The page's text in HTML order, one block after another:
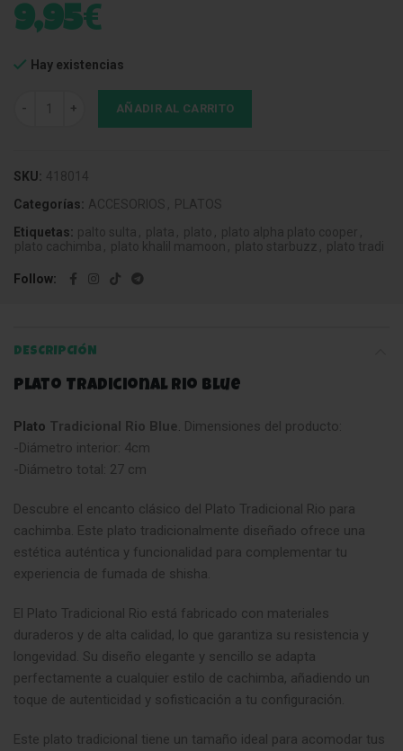
9,95€
Hay existencias
Plato Tradicional Rio Blue cantidad
AÑADIR AL CARRITO
SKU: 418014
Categorías: ACCESORIOS , PLATOS
Etiquetas: palto sulta , plata , plato , plato alpha plato cooper ,
plato cachimba , plato khalil mamoon , plato starbuzz , plato tradi
Follow
DESCRIPCIÓN
Plato Tradicional Rio Blue
Plato Tradicional Rio Blue. Dimensiones del producto:
-Diámetro interior: 4cm
-Diámetro total: 27 cm
Descubre el encanto clásico del Plato Tradicional Rio para
cachimba. Este plato tradicionalmente diseñado ofrece una
estética auténtica y funcionalidad para complementar tu
experiencia de fumada de shisha.
El Plato Tradicional Rio está fabricado con materiales
duraderos y de alta calidad, lo que garantiza su resistencia y
longevidad. Su diseño elegante y sencillo se adapta
perfectamente a cualquier estilo de cachimba, añadiendo un
toque de autenticidad y sofisticación a tu configuración.
Este plato tradicional tiene un tamaño ideal para acomodar tus